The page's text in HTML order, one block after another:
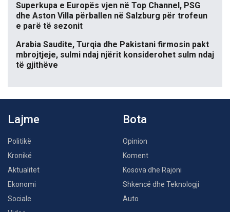
Superkupa e Europës vjen në Top Channel, PSG
dhe Aston Villa përballen në Salzburg për trofeun
e parë të sezonit
Arabia Saudite, Turqia dhe Pakistani firmosin pakt
mbrojtjeje, sulmi ndaj njërit konsiderohet sulm ndaj
të gjithëve
Lajme
Politikë
Kronikë
Aktualitet
Ekonomi
Sociale
Bota
Opinion
Koment
Kosova dhe Rajoni
Shkencë dhe Teknologji
Auto